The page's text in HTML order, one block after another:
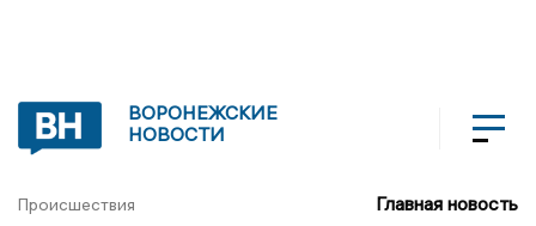
ВОРОНЕЖСКИЕ
НОВОСТИ
Происшествия Главная новость